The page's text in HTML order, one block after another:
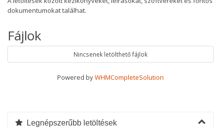
dokumentumokat találhat.
Fájlok
Nincsenek letölthető fájlok
Powered byWHMCompleteSolution
Legnépszerűbb letöltések